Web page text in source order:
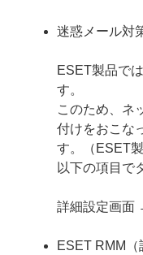
迷惑メール対
ESET製品で
す。
このため、ネ
付けをおこな
す。（ESET
以下の項目で
詳細設定画面
ESET RMM